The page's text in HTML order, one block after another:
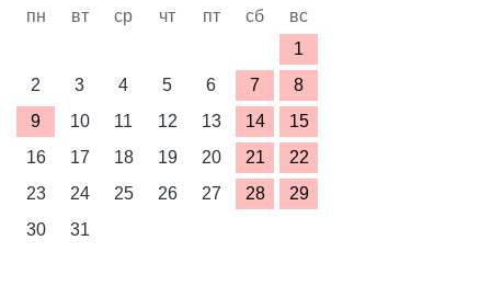
пн вт ср чт пт сб
вс
1
2
3 4 5 6 7
8
9
10 11 12 13 14
15
16
17 18 19 20 21
22
23
24 25 26 27 28
29
30
31